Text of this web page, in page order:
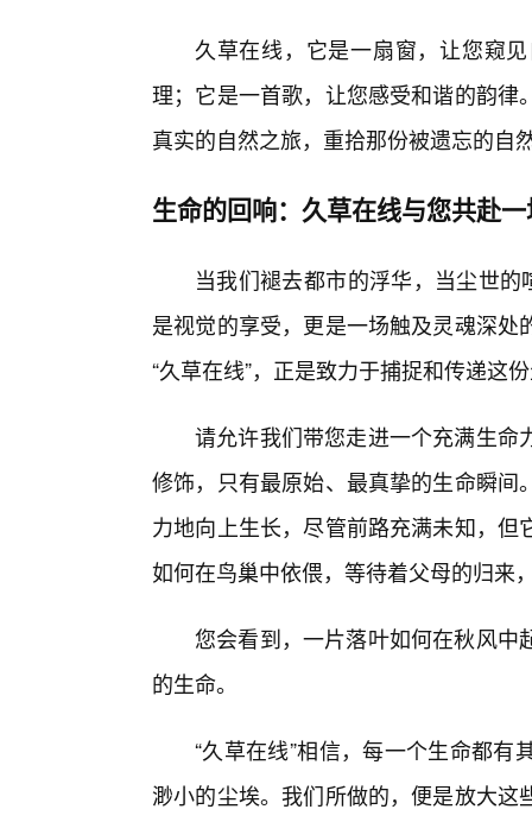
久草在线，它是一扇窗，让您窥
理；它是一首歌，让您感受和谐的韵
真实的自然之旅，重拾那份被遗忘的自
生命的回响：久草在线与您共赴
当我们褪去都市的浮华，当尘世
是视觉的享受，更是一场触及灵魂深
“久草在线”，正是致力于捕捉和传递这
请允许我们带您走进一个充满生命
修饰，只有最原始、最真挚的生命瞬
力地向上生长，尽管前路充满未知，
如何在鸟巢中依偎，等待着父母的归来
您会看到，一片落叶如何在秋风中
的生命。
“久草在线”相信，每一个生命都
渺小的尘埃。我们所做的，便是放大